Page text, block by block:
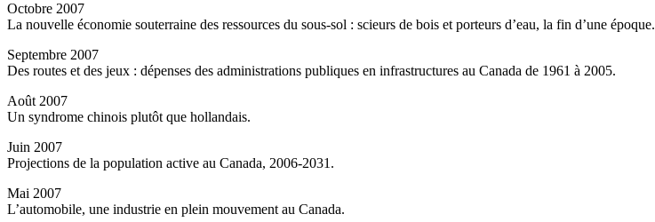
Octobre 2007
La nouvelle économie souterraine des ressources du sous-sol : scieurs de bois et porteurs d’eau, la fin d’une époque.
Septembre 2007
Des routes et des jeux : dépenses des administrations publiques en infrastructures au Canada de 1961 à 2005.
Août 2007
Un syndrome chinois plutôt que hollandais.
Juin 2007
Projections de la population active au Canada, 2006-2031.
Mai 2007
L’automobile, une industrie en plein mouvement au Canada.